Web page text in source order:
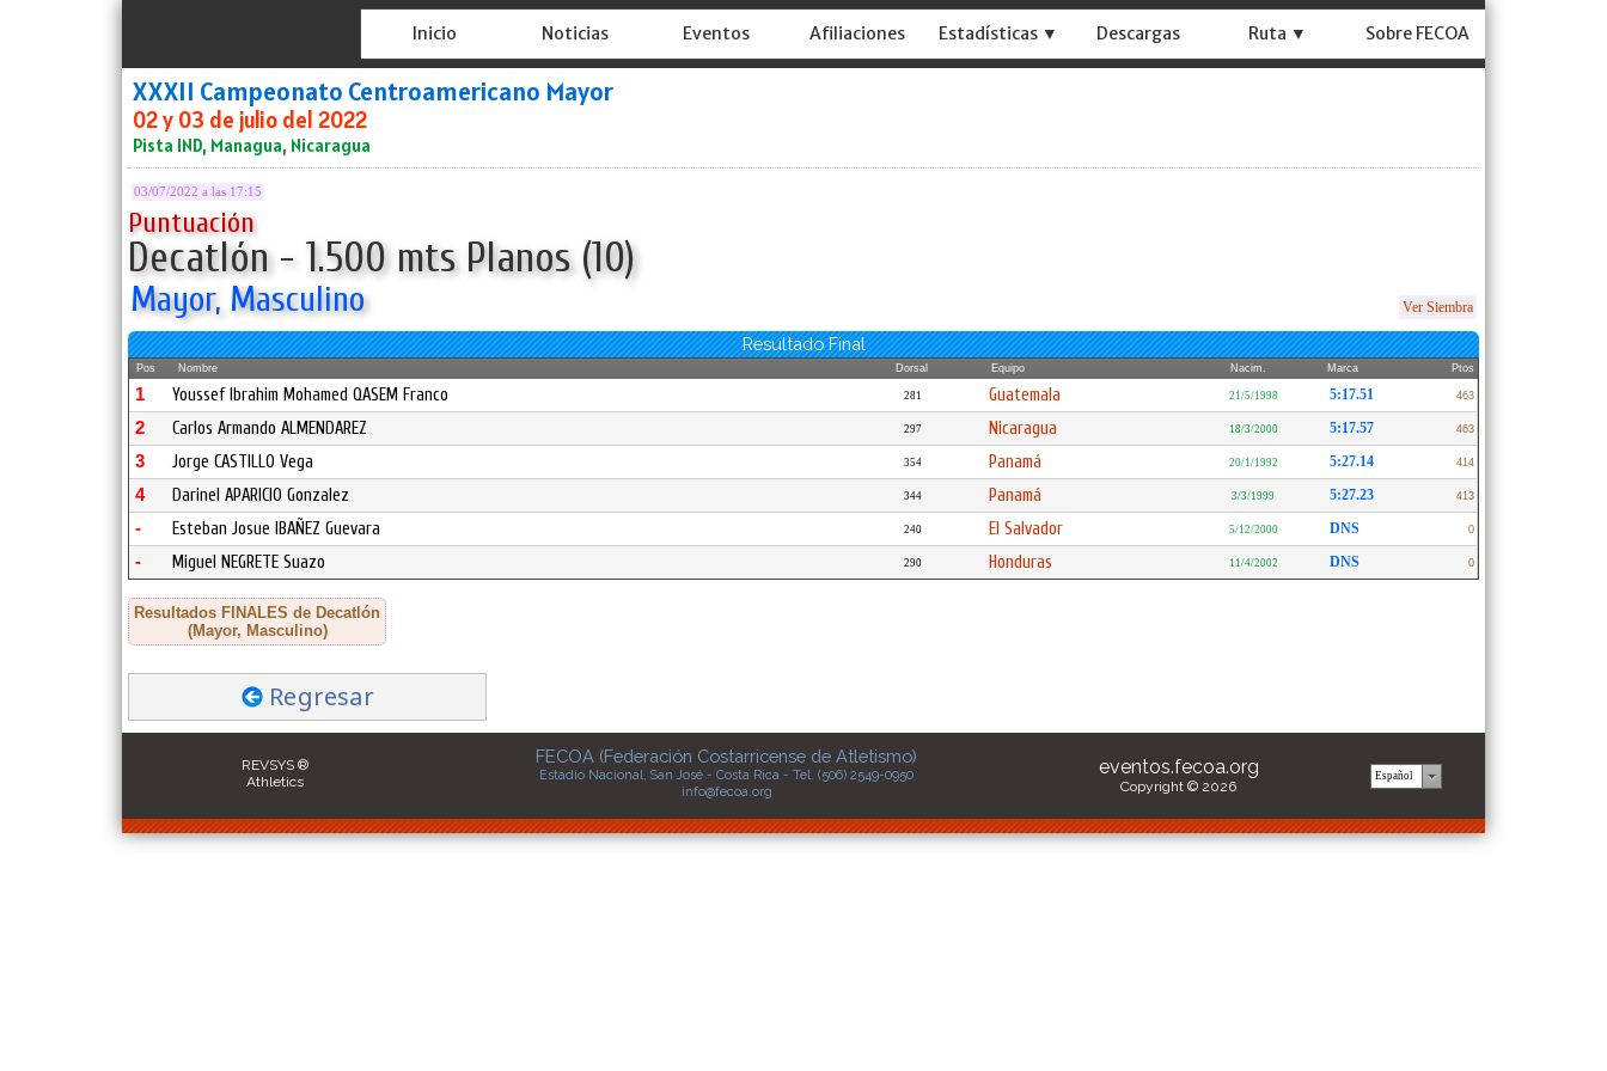
Inicio Noticias Eventos Afiliaciones Estadísticas ▼ Descargas Ruta ▼ Sobre FECOA
XXXII Campeonato Centroamericano Mayor
02 y 03 de julio del 2022
Pista IND, Managua, Nicaragua
03/07/2022 a las 17:15
Puntuación
Decatlón - 1.500 mts Planos (10)
Mayor, Masculino Ver Siembra
Resultado Final
Pos Nombre Dorsal Equipo Nacim. Marca Ptos
1 Youssef Ibrahim Mohamed QASEM Franco 281 Guatemala 21/5/1998 5:17.51 463
2 Carlos Armando ALMENDAREZ 297 Nicaragua 18/3/2000 5:17.57 463
3 Jorge CASTILLO Vega 354 Panamá 20/1/1992 5:27.14 414
4 Darinel APARICIO Gonzalez 344 Panamá 3/3/1999 5:27.23 413
- Esteban Josue IBAÑEZ Guevara 240 El Salvador 5/12/2000 DNS 0
- Miguel NEGRETE Suazo 290 Honduras 11/4/2002 DNS 0
Resultados FINALES de Decatlón
(Mayor, Masculino)
Regresar
REVSYS ®
Athletics
FECOA (Federación Costarricense de Atletismo)
Estadio Nacional, San José - Costa Rica - Tel. (506) 2549-0950
info@fecoa.org
eventos.fecoa.org
Copyright © 2026